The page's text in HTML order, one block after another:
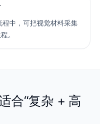
中，可把视觉材料采集
。
合“复杂 + 高